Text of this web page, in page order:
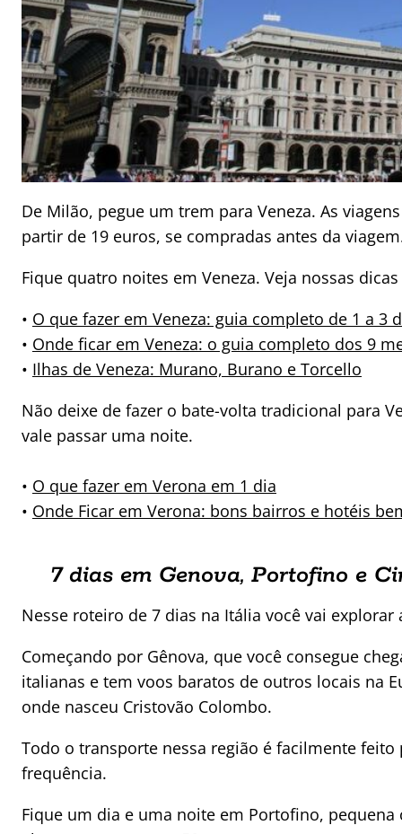
De Milão, pegue um trem para Veneza. As
partir de 19 euros, se compradas antes da
Fique quatro noites em Veneza. Veja nossas
• O que fazer em Veneza: guia completo de 1 a 3
• Onde ficar em Veneza: o guia completo dos 9
• Ilhas de Veneza: Murano, Burano e Torcello
Não deixe de fazer o bate-volta tradicional para
vale passar uma noite.
• O que fazer em Verona em 1 dia
• Onde Ficar em Verona: bons bairros e hotéis
7 dias em Genova, Portofino e
Nesse roteiro de 7 dias na Itália você vai
Começando por Gênova, que você consegue
italianas e tem voos baratos de outros locais na
onde nasceu Cristovão Colombo.
Todo o transporte nessa região é facilmente
frequência.
Fique um dia e uma noite em Portofino,